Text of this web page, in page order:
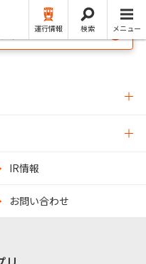
運行情報 検索 メニュー
式 TOP
IR情報
お問い合わせ